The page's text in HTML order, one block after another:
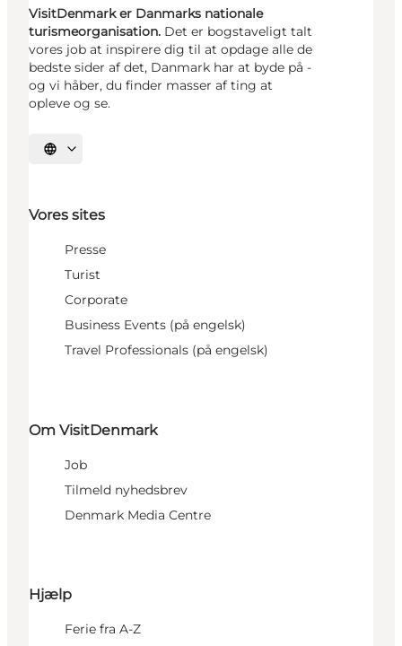
VisitDenmark er Danmarks nationale
turismeorganisation. Det er bogstaveligt talt
vores job at inspirere dig til at opdage alle de
bedste sider af det, Danmark har at byde på -
og vi håber, du finder masser af ting at
opleve og se.
Vælg sprog
Vores sites
Presse
Turist
Corporate
Business Events (på engelsk)
Travel Professionals (på engelsk)
Om VisitDenmark
Job
Tilmeld nyhedsbrev
Denmark Media Centre
Hjælp
Ferie fra A-Z